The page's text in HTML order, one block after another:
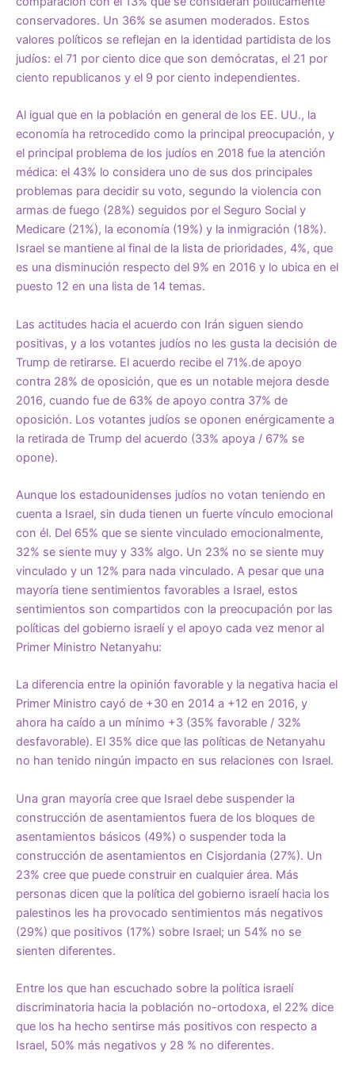
conservadores. Un 36% se asumen moderados. Estos
valores políticos se reflejan en la identidad partidista de los
judíos: el 71 por ciento dice que son demócratas, el 21 por
ciento republicanos y el 9 por ciento independientes.
Al igual que en la población en general de los EE. UU., la
economía ha retrocedido como la principal preocupación, y
el principal problema de los judíos en 2018 fue la atención
médica: el 43% lo considera uno de sus dos principales
problemas para decidir su voto, segundo la violencia con
armas de fuego (28%) seguidos por el Seguro Social y
Medicare (21%), la economía (19%) y la inmigración (18%).
Israel se mantiene al final de la lista de prioridades, 4%, que
es una disminución respecto del 9% en 2016 y lo ubica en el
puesto 12 en una lista de 14 temas.
Las actitudes hacia el acuerdo con Irán siguen siendo
positivas, y a los votantes judíos no les gusta la decisión de
Trump de retirarse. El acuerdo recibe el 71%.de apoyo
contra 28% de oposición, que es un notable mejora desde
2016, cuando fue de 63% de apoyo contra 37% de
oposición. Los votantes judíos se oponen enérgicamente a
la retirada de Trump del acuerdo (33% apoya / 67% se
opone).
Aunque los estadounidenses judíos no votan teniendo en
cuenta a Israel, sin duda tienen un fuerte vínculo emocional
con él. Del 65% que se siente vinculado emocionalmente,
32% se siente muy y 33% algo. Un 23% no se siente muy
vinculado y un 12% para nada vinculado. A pesar que una
mayoría tiene sentimientos favorables a Israel, estos
sentimientos son compartidos con la preocupación por las
políticas del gobierno israelí y el apoyo cada vez menor al
Primer Ministro Netanyahu:
La diferencia entre la opinión favorable y la negativa hacia el
Primer Ministro cayó de +30 en 2014 a +12 en 2016, y
ahora ha caído a un mínimo +3 (35% favorable / 32%
desfavorable). El 35% dice que las políticas de Netanyahu
no han tenido ningún impacto en sus relaciones con Israel.
Una gran mayoría cree que Israel debe suspender la
construcción de asentamientos fuera de los bloques de
asentamientos básicos (49%) o suspender toda la
construcción de asentamientos en Cisjordania (27%). Un
23% cree que puede construir en cualquier área. Más
personas dicen que la política del gobierno israelí hacia los
palestinos les ha provocado sentimientos más negativos
(29%) que positivos (17%) sobre Israel; un 54% no se
sienten diferentes.
Entre los que han escuchado sobre la política israelí
discriminatoria hacia la población no-ortodoxa, el 22% dice
que los ha hecho sentirse más positivos con respecto a
Israel, 50% más negativos y 28 % no diferentes.